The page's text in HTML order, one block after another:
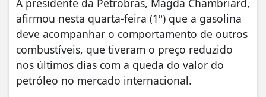
afirmou nesta quarta-feira (1º) que a gasolina
deve acompanhar o comportamento de outros
combustíveis, que tiveram o preço reduzido
nos últimos dias com a queda do valor do
petróleo no mercado internacional.